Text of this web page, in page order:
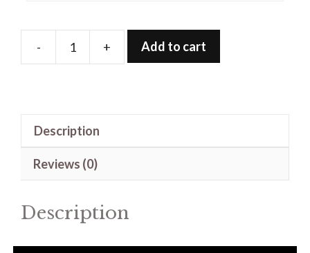
-
Folie
+ Add to cart
Description
Reviews (0)
Description